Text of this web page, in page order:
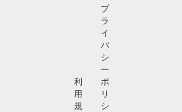
利
用
規
プ
ラ
イ
バ
シ
ー
ポ
リ
シ